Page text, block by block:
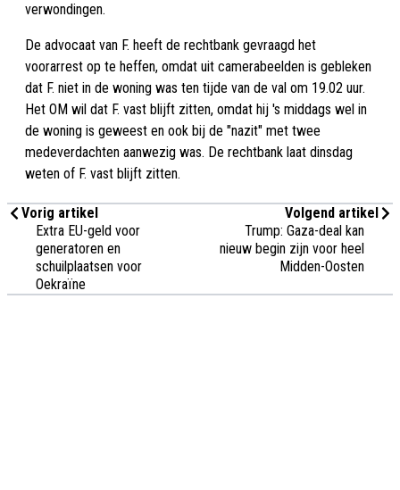
verwondingen.
De advocaat van F. heeft de rechtbank gevraagd het
voorarrest op te heffen, omdat uit camerabeelden is gebleken
dat F. niet in de woning was ten tijde van de val om 19.02 uur.
Het OM wil dat F. vast blijft zitten, omdat hij 's middags wel in
de woning is geweest en ook bij de "nazit" met twee
medeverdachten aanwezig was. De rechtbank laat dinsdag
weten of F. vast blijft zitten.
Vorig artikel
Extra EU-geld voor
generatoren en
schuilplaatsen voor
Oekraïne
Volgend artikel
Trump: Gaza-deal kan
nieuw begin zijn voor heel
Midden-Oosten